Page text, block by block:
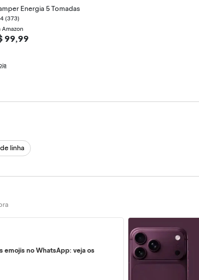
Energia 5 Tomadas
4 (373)
Amazon
99,99
linha
emojis no WhatsApp: veja os